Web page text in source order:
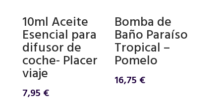
10ml Aceite
Esencial para
difusor de
coche- Placer
viaje
7,95 €
Bomba de
Baño Paraíso
Tropical –
Pomelo
16,75 €